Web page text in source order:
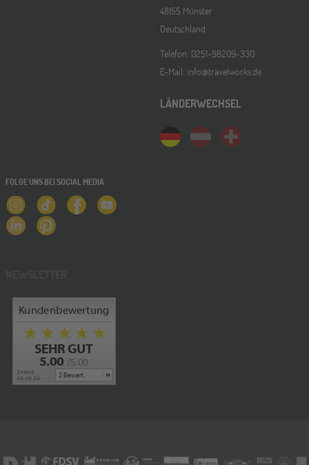
48155 Münster
Deutschland
Telefon: 0251-98209-330
E-Mail: info@travelworks.de
LÄNDERWECHSEL
FOLGE UNS BEI SOCIAL MEDIA